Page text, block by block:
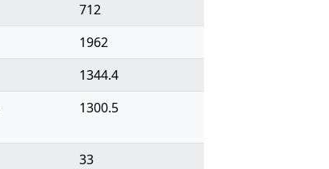
712
1962
1344.4
1300.5
33